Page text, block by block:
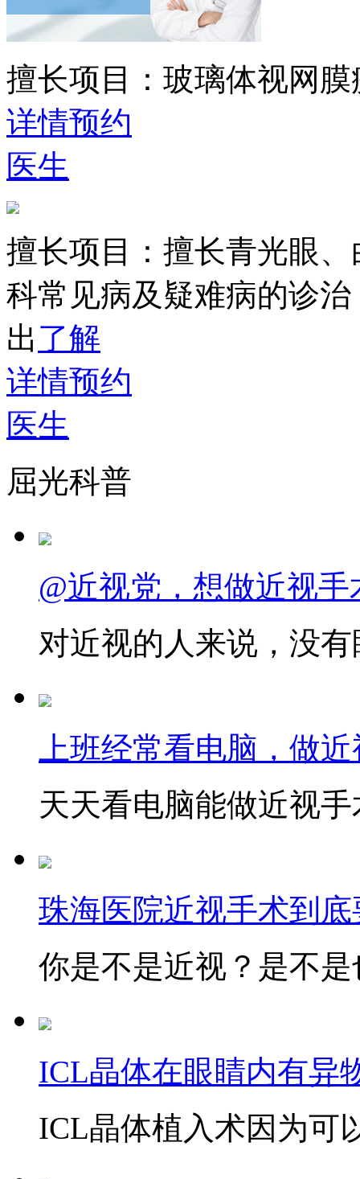
擅长项目： 玻璃体视网
详情预约
医生
擅长项目： 擅长青光眼
科常见病及疑难病的诊
出 了解
详情预约
医生
屈光科普
@近视党，想做近视
对近视的人来说，没
上班经常看电脑，做
天天看电脑能做近视
珠海医院近视手术到
你是不是近视？是不
ICL晶体在眼睛内有异
ICL晶体植入术因为可